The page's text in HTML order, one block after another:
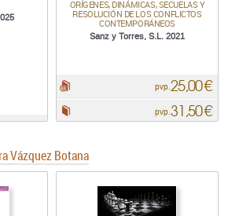
ORÍGENES, DINÁMICAS, SECUELAS Y
RESOLUCIÓN DE LOS CONFLICTOS
CONTEMPORÁNEOS
Sanz y Torres, S.L. 2021
pvp. 25,00 €
pvp.31,50 €
Vázquez Botana